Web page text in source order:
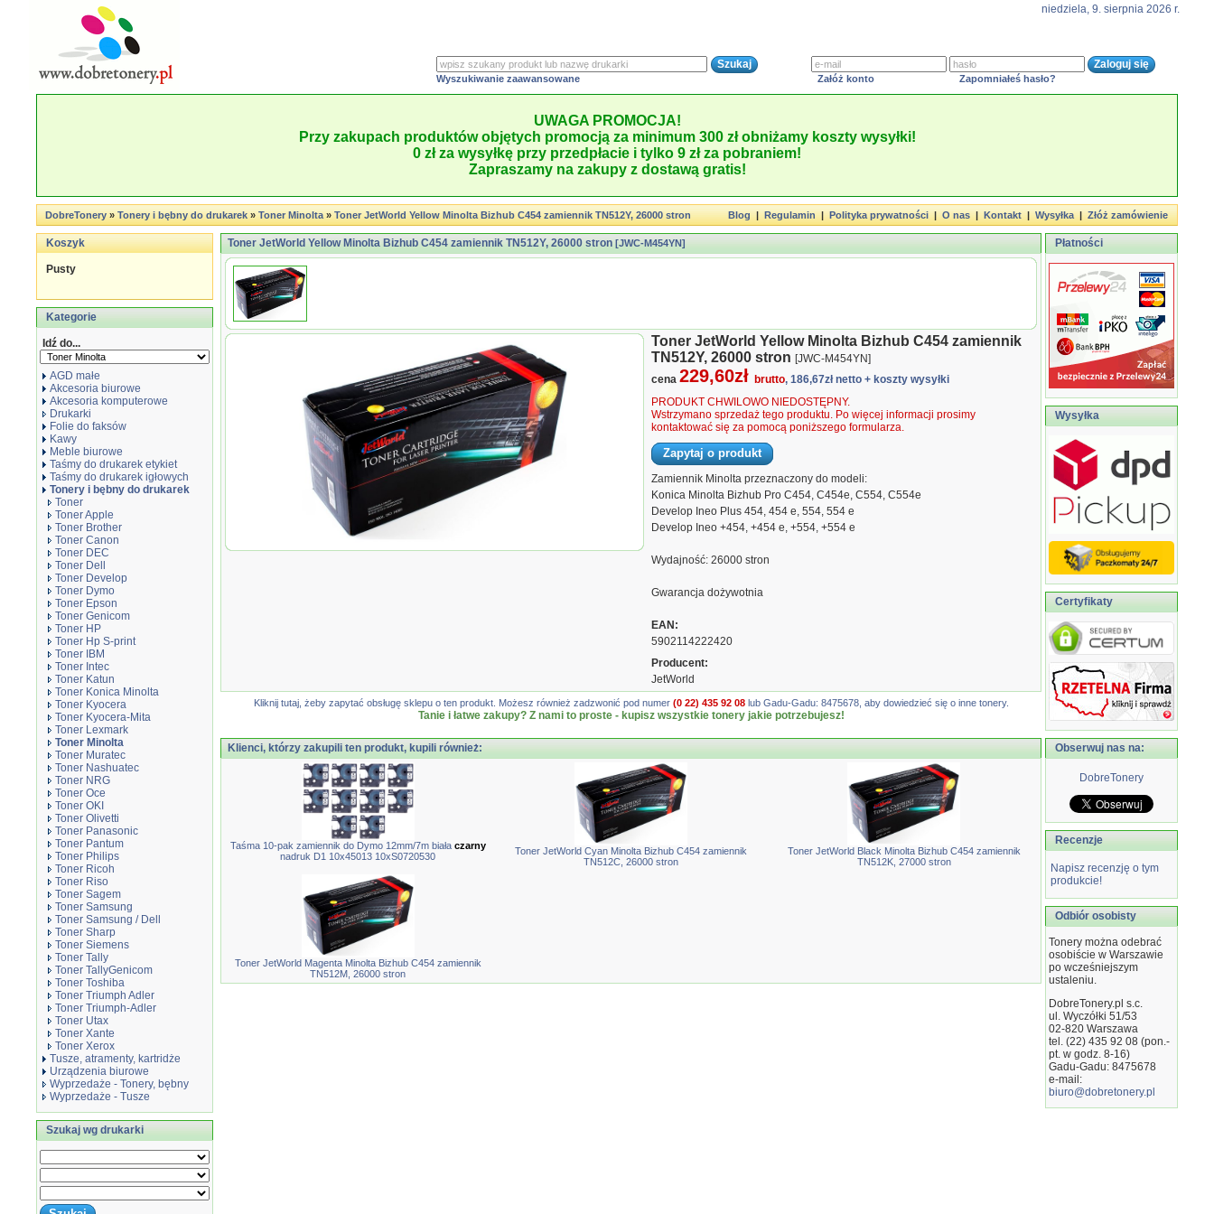
niedziela, 9. sierpnia 2026 r.
Wyszukiwanie zaawansowane Załóż konto Zapomniałeś hasło?
UWAGA PROMOCJA!
Przy zakupach produktów objętych promocją za minimum 300 zł obniżamy koszty wysyłki!
0 zł za wysyłkę przy przedpłacie i tylko 9 zł za pobraniem!
Zapraszamy na zakupy z dostawą gratis!
DobreTonery»Tonery i bębny do drukarek»Toner Minolta»Toner JetWorld Yellow Minolta Bizhub C454 zamiennik TN512Y, 26000 stron Blog|Regulamin|Polityka prywatności|O nas|Kontakt|Wysyłka|Złóż zamówienie
Koszyk
Pusty
Kategorie
Idź do...
AGD małe
Akcesoria biurowe
Akcesoria komputerowe
Drukarki
Folie do faksów
Kawy
Meble biurowe
Taśmy do drukarek etykiet
Taśmy do drukarek igłowych
Tonery i bębny do drukarek
Toner
Toner Apple
Toner Brother
Toner Canon
Toner DEC
Toner Dell
Toner Develop
Toner Dymo
Toner Epson
Toner Genicom
Toner HP
Toner Hp S-print
Toner IBM
Toner Intec
Toner Katun
Toner Konica Minolta
Toner Kyocera
Toner Kyocera-Mita
Toner Lexmark
Toner Minolta
Toner Muratec
Toner Nashuatec
Toner NRG
Toner Oce
Toner OKI
Toner Olivetti
Toner Panasonic
Toner Pantum
Toner Philips
Toner Ricoh
Toner Riso
Toner Sagem
Toner Samsung
Toner Samsung / Dell
Toner Sharp
Toner Siemens
Toner Tally
Toner TallyGenicom
Toner Toshiba
Toner Triumph Adler
Toner Triumph-Adler
Toner Utax
Toner Xante
Toner Xerox
Tusze, atramenty, kartridże
Urządzenia biurowe
Wyprzedaże - Tonery, bębny
Wyprzedaże - Tusze
Szukaj wg drukarki
Toner JetWorld Yellow Minolta Bizhub C454 zamiennik TN512Y, 26000 stron [JWC-M454YN]
Toner JetWorld Yellow Minolta Bizhub C454
Toner JetWorld Yellow Minolta Bizhub C454 zamiennik
TN512Y, 26000 stron [JWC-M454YN]
cena 229,60zł brutto, 186,67zł netto + koszty wysyłki
PRODUKT CHWILOWO NIEDOSTĘPNY.
Wstrzymano sprzedaż tego produktu. Po więcej informacji prosimy
kontaktować się za pomocą poniższego formularza.
Zapytaj o produkt
Zamiennik Minolta przeznaczony do modeli:
Konica Minolta Bizhub Pro C454, C454e, C554, C554e
Develop Ineo Plus 454, 454 e, 554, 554 e
Develop Ineo +454, +454 e, +554, +554 e
Wydajność: 26000 stron
Gwarancja dożywotnia
EAN:
5902114222420
Producent:
JetWorld
Kliknij tutaj, żeby zapytać obsługę sklepu o ten produkt. Możesz również zadzwonić pod numer (0 22) 435 92 08lub Gadu-Gadu: 8475678, aby dowiedzieć się o inne tonery.
Tanie i łatwe zakupy? Z nami to proste - kupisz wszystkie tonery jakie potrzebujesz!
Klienci, którzy zakupili ten produkt, kupili również:
Taśma 10-pak zamiennik do Dymo 12mm/7m białaczarny
nadruk D1 10x45013 10xS0720530
Toner JetWorld Cyan Minolta Bizhub C454 zamiennik
TN512C, 26000 stron
Toner JetWorld Black Minolta Bizhub C454 zamiennik
TN512K, 27000 stron
Toner JetWorld Magenta Minolta Bizhub C454 zamiennik
TN512M, 26000 stron
Płatności
Wysyłka
Certyfikaty
Obserwuj nas na:
DobreTonery
Recenzje
Napisz recenzję o tym
produkcie!
Odbiór osobisty
Tonery można odebrać
osobiście w Warszawie
po wcześniejszym
ustaleniu.
DobreTonery.pl s.c.
ul. Wyczółki 51/53
02-820 Warszawa
tel. (22) 435 92 08 (pon.-
pt. w godz. 8-16)
Gadu-Gadu: 8475678
e-mail:
biuro@dobretonery.pl